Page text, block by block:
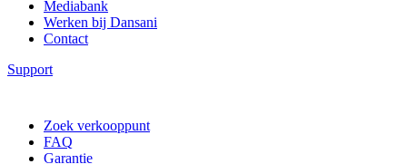
Mediabank
Werken bij Dansani
Contact
Support
Zoek verkooppunt
FAQ
Garantie